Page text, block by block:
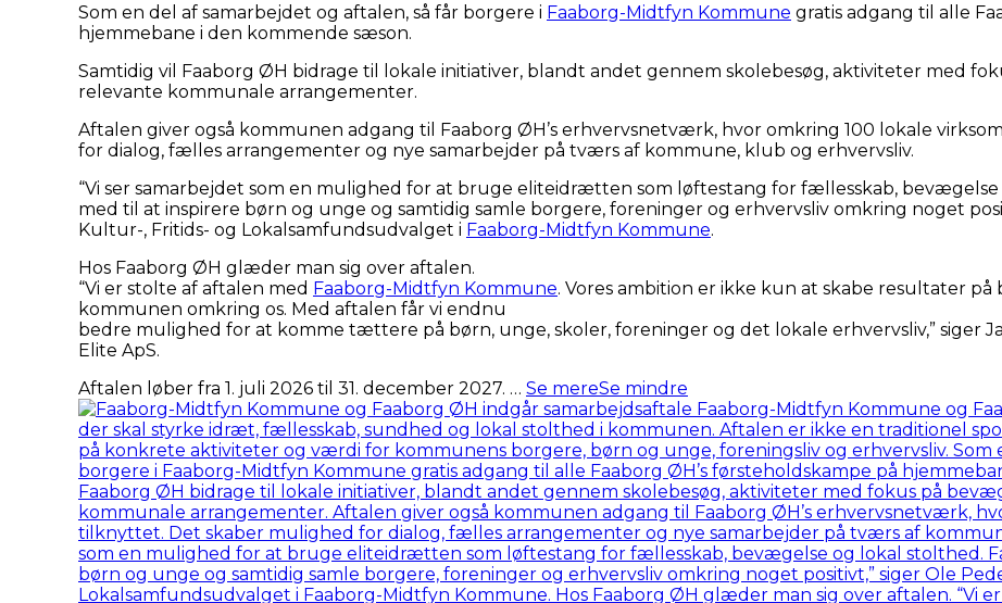
Som en del af samarbejdet og aftalen, så får borgere i Faaborg-Midtfyn Kommune gratis adgang til alle
hjemmebane i den kommende sæson.
Samtidig vil Faaborg ØH bidrage til lokale initiativer, blandt andet gennem skolebesøg, aktiviteter med
relevante kommunale arrangementer.
Aftalen giver også kommunen adgang til Faaborg ØH’s erhvervsnetværk, hvor omkring 100 lokale
for dialog, fælles arrangementer og nye samarbejder på tværs af kommune, klub og erhvervsliv.
“Vi ser samarbejdet som en mulighed for at bruge eliteidrætten som løftestang for fællesskab,
med til at inspirere børn og unge og samtidig samle borgere, foreninger og erhvervsliv omkring noget
Kultur-, Fritids- og Lokalsamfundsudvalget i Faaborg-Midtfyn Kommune.
Hos Faaborg ØH glæder man sig over aftalen.
“Vi er stolte af aftalen med Faaborg-Midtfyn Kommune. Vores ambition er ikke kun at skabe resultater på
kommunen omkring os. Med aftalen får vi endnu
bedre mulighed for at komme tættere på børn, unge, skoler, foreninger og det lokale erhvervsliv,” siger
Elite ApS.
Aftalen løber fra 1. juli 2026 til 31. december 2027. … Se mereSe mindre